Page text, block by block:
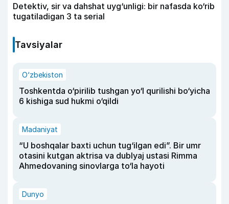
Detektiv, sir va dahshat uyg‘unligi: bir nafasda ko‘rib
tugatiladigan 3 ta serial
Tavsiyalar
O‘zbekiston
Toshkentda o‘pirilib tushgan yo‘l qurilishi bo‘yicha
6 kishiga sud hukmi o‘qildi
Madaniyat
“U boshqalar baxti uchun tug‘ilgan edi”. Bir umr
otasini kutgan aktrisa va dublyaj ustasi Rimma
Ahmedovaning sinovlarga to‘la hayoti
Dunyo